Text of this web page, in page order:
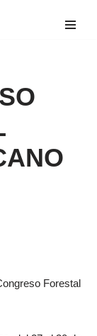
Forestal